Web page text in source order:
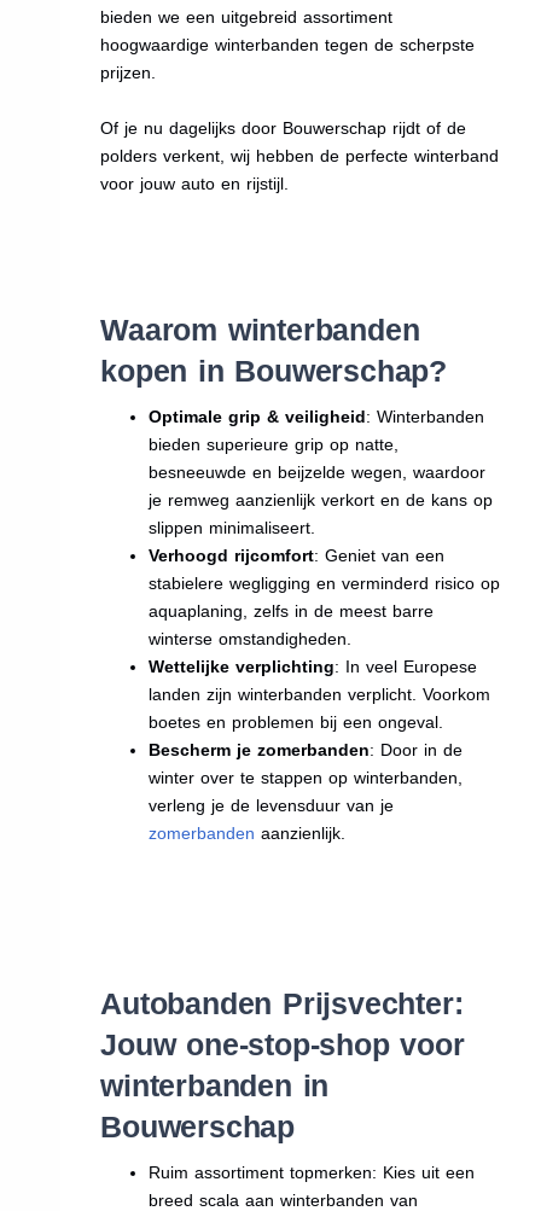
bieden we een uitgebreid assortiment
hoogwaardige winterbanden tegen de scherpste
prijzen.
Of je nu dagelijks door Bouwerschap rijdt of de
polders verkent, wij hebben de perfecte winterband
voor jouw auto en rijstijl.
Waarom winterbanden
kopen in Bouwerschap?
Optimale grip & veiligheid: Winterbanden
bieden superieure grip op natte,
besneeuwde en beijzelde wegen, waardoor
je remweg aanzienlijk verkort en de kans op
slippen minimaliseert.
Verhoogd rijcomfort: Geniet van een
stabielere wegligging en verminderd risico op
aquaplaning, zelfs in de meest barre
winterse omstandigheden.
Wettelijke verplichting: In veel Europese
landen zijn winterbanden verplicht. Voorkom
boetes en problemen bij een ongeval.
Bescherm je zomerbanden: Door in de
winter over te stappen op winterbanden,
verleng je de levensduur van je
zomerbanden aanzienlijk.
Autobanden Prijsvechter:
Jouw one-stop-shop voor
winterbanden in
Bouwerschap
Ruim assortiment topmerken: Kies uit een
breed scala aan winterbanden van